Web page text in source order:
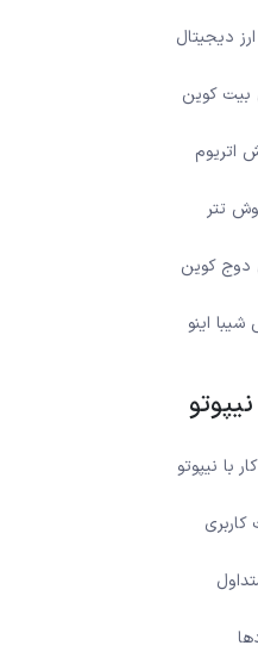
دیجیتال
کوین
اتریوم
تتر
کوین
اینو
با نیپوتو
کاربری